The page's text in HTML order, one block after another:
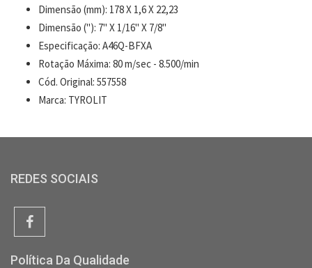
Dimensão (mm): 178 X 1,6 X 22,23
Dimensão ("): 7" X 1/16" X 7/8"
Especificação: A46Q-BFXA
Rotação Máxima: 80 m/sec - 8.500/min
Cód. Original: 557558
Marca: TYROLIT
REDES SOCIAIS
Política Da Qualidade